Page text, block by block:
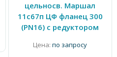
цельносв. Маршал
11с67п ЦФ фланец 300
(PN16) с редуктором
Цена: по запросу